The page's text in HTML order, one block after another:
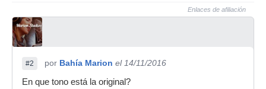
Enlaces de afiliación
#2 por Bahía Marion el 14/11/2016
En que tono está la original?